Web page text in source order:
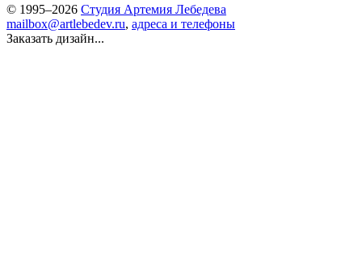
© 1995–2026 Студия Артемия Лебедева
mailbox@artlebedev.ru, адреса и телефоны
Заказать дизайн...